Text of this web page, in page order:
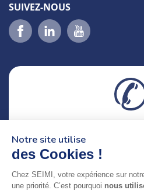
SUIVEZ-NOUS
8h-12h30 &
adresse : 75 Rue
29200 Brest
Notre site utilise
des Cookies !
Chez SEIMI, votre expérience sur
une priorité. C’est pourquoi nous